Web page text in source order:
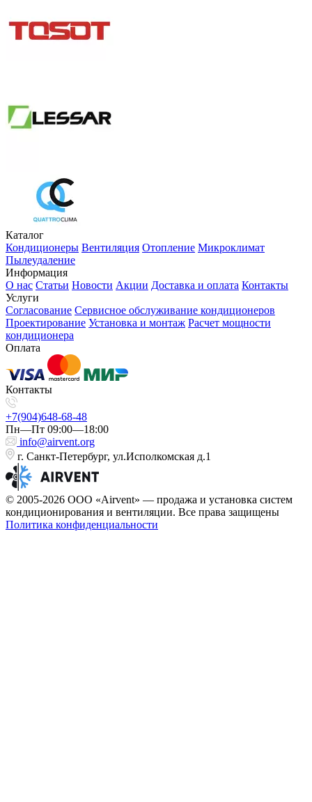
Каталог
Кондиционеры Вентиляция Отопление Микроклимат
Пылеудаление
Информация
О нас Статьи Новости Акции Доставка и оплата Контакты
Услуги
Согласование Сервисное обслуживание кондиционеров
Проектирование Установка и монтаж Расчет мощности
кондиционера
Оплата
Контакты
+7(904)648-68-48
Пн—Пт 09:00—18:00
info@airvent.org
г. Санкт-Петербург, ул.Исполкомская д.1
© 2005-2026 ООО «Airvent» — продажа и установка систем
кондиционирования и вентиляции. Все права защищены
Политика конфиденциальности